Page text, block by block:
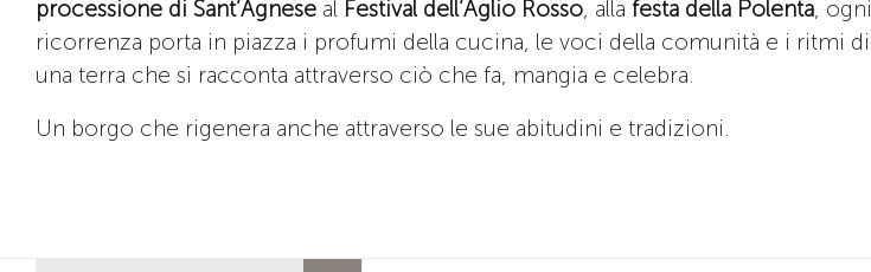
processione di Sant’Agnese al Festival dell’Aglio Rosso , alla festa della Polenta , ogni
ricorrenza porta in piazza i profumi della cucina, le voci della comunità e i ritmi di
una terra che si racconta attraverso ciò che fa, mangia e celebra.
Un borgo che rigenera anche attraverso le sue abitudini e tradizioni.